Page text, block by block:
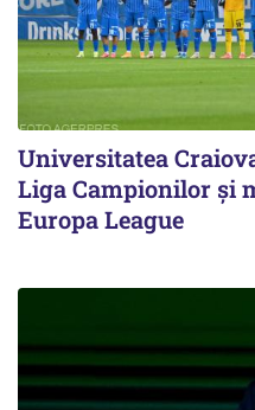
Universitatea
Liga Campionilor şi
Europa League